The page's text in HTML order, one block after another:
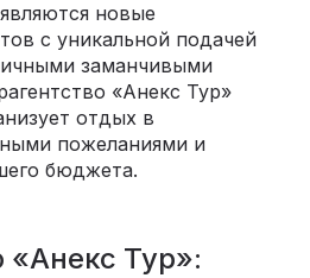
новые
с уникальной подачей
заманчивыми
«Анекс Тур»
отдых в
пожеланиями и
бюджета.
«Анекс Тур»: